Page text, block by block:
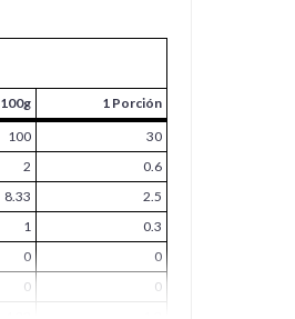
100g
1 Porción
100
30
2
0.6
8.33
2.5
1
0.3
0
0
0
0